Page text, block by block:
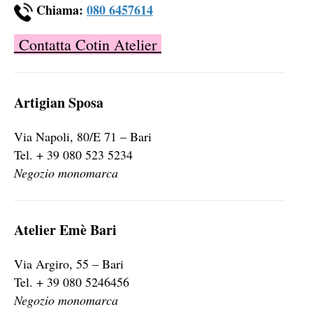
Chiama: 080 6457614
Contatta Cotin Atelier
Artigian Sposa
Via Napoli, 80/E 71 – Bari
Tel. + 39 080 523 5234
Negozio monomarca
Atelier Emè Bari
Via Argiro, 55 – Bari
Tel. + 39 080 5246456
Negozio monomarca